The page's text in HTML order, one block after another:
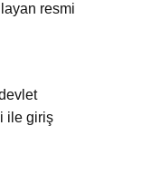
resmi
ile giriş